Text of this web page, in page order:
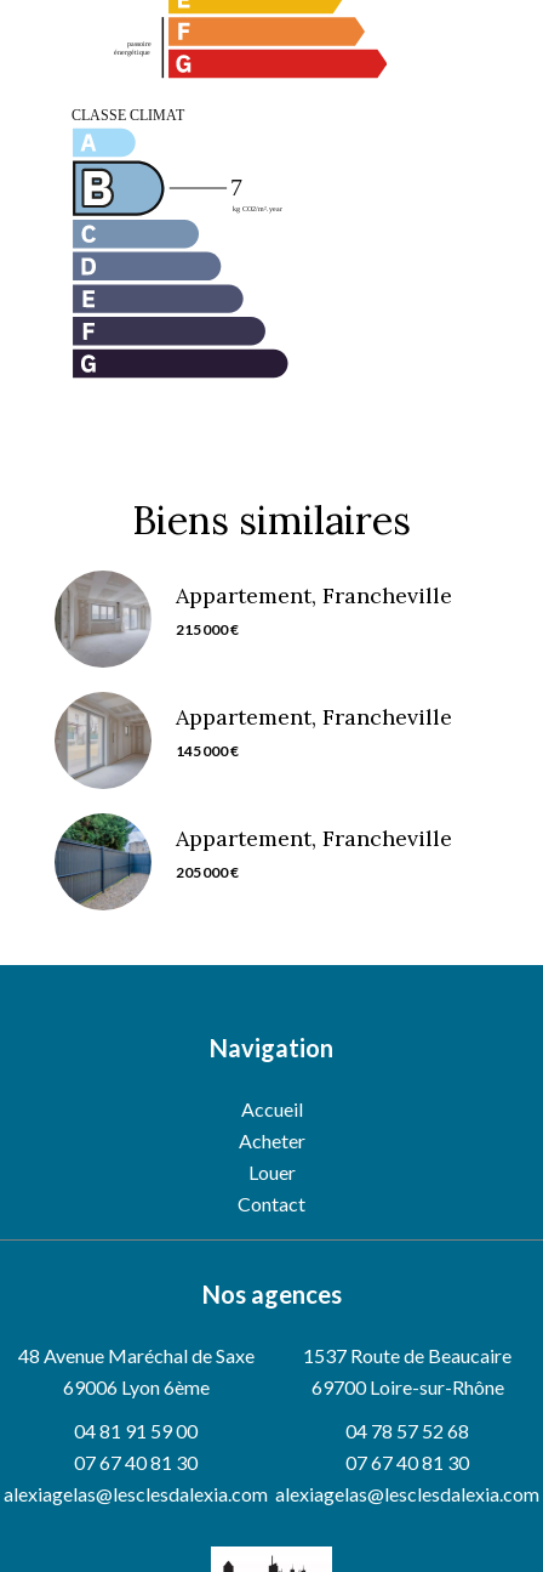
Biens similaires
Appartement, Francheville
215 000 €
Appartement, Francheville
145 000 €
Appartement, Francheville
205 000 €
Navigation
Accueil
Acheter
Louer
Contact
Nos agences
48 Avenue Maréchal de Saxe
69006Lyon 6ème
04 81 91 59 00
07 67 40 81 30
alexiagelas@lesclesdalexia.com
1537 Route de Beaucaire
69700 Loire-sur-Rhône
04 78 57 52 68
07 67 40 81 30
alexiagelas@lesclesdalexia.com